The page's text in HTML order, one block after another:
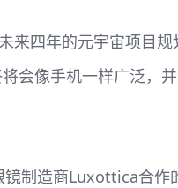
来四年的元宇宙项目
会像手机一样广泛，
制造商Luxottica合作